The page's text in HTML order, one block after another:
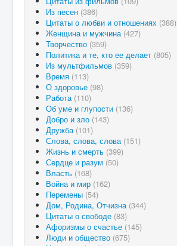
Из песен (386)
Цитаты о любви и отношениях (388)
Женщина и мужчина (427)
Творчество (359)
Политика и те, кто ее делает (805)
Из мультфильмов (359)
Время (113)
О здоровье (98)
Работа (110)
Об уме и глупости (136)
Добро и зло (143)
Дружба (101)
Слова, слова, слова (151)
Жизнь и смерть (399)
Сердце и разум (50)
Власть (168)
Война и мир (162)
Перемены (54)
Дом, Родина, Отчизна (344)
Цитаты о свободе (83)
Афоризмы о счастье (145)
Люди и общество (675)